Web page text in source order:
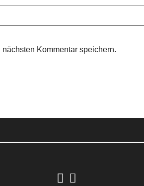
Kommentar speichern.